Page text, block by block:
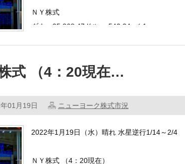
ＮＹ株式
ダウ：35,368.47ドル -543.34 (-1. …………
式 （4：20現在…
01月19日 ニューヨーク株式市況
2022年1月19日（水）晴れ 水星逆行1/14～2/4
ＮＹ株式 （4：20現在）